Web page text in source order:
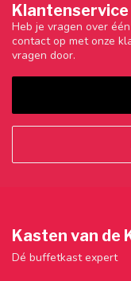
Klantenservice
Heb je vragen over
contact op met onze
vragen door.
Kasten van de
Dé buffetkast expert